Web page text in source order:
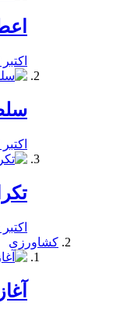
اکتبر 19, 2019
اکتبر 18, 2019
اکتبر 17, 2019
کشاورزی